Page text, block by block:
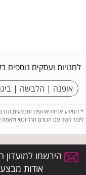
לחנויות ועסקים נוספים
אופנה | הלבשה |
* המידע אודות ארועים ומבצעים הנו
ליצור קשר עם הגורם הרלוונטי
הירשמו למועדון
אודות